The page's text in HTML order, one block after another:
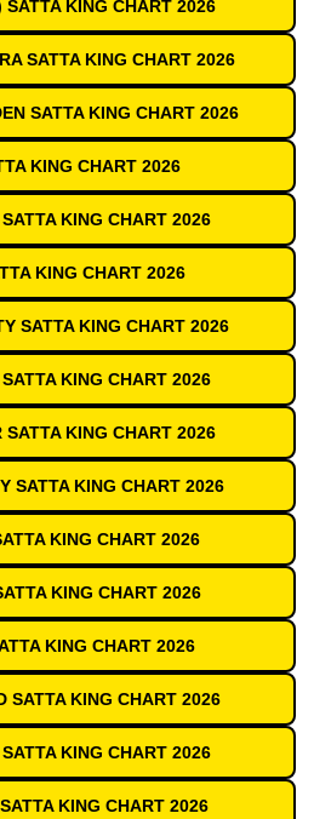
SATTA KING CHART 2026
SATTA KING CHART 2026
SATTA KING CHART 2026
KING CHART 2026
KING CHART 2026
KING CHART 2026
SATTA KING CHART 2026
KING CHART 2026
SATTA KING CHART 2026
SATTA KING CHART 2026
KING CHART 2026
KING CHART 2026
KING CHART 2026
SATTA KING CHART 2026
KING CHART 2026
KING CHART 2026